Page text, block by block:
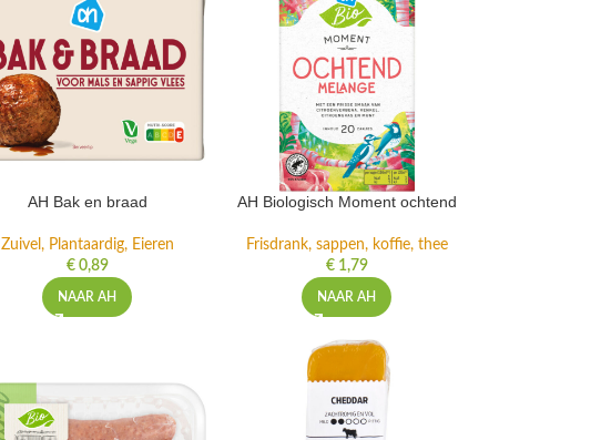
AH Bak en braad
Zuivel, Plantaardig, Eieren
€0,89
NAAR AH
AH Biologisch Moment ochtend
Frisdrank, sappen, koffie, thee
€1,79
NAAR AH